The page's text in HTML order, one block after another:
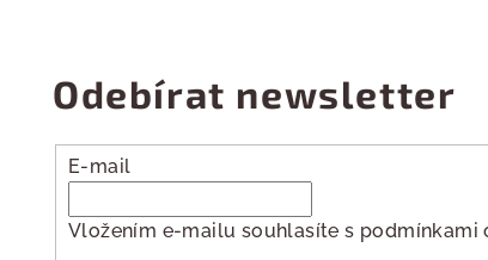
Odebírat newsletter
E-mail
Vložením e-mailu souhlasíte s podmínkami